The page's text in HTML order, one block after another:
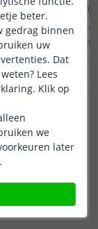
de onderkant aan
Bekijkhele
Door Marlies dinsdag
beter.
gedrag binnen
uw
Dat
Lees
Klik op
we
later